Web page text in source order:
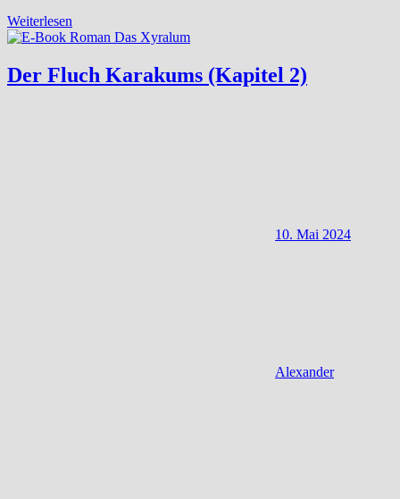
Weiterlesen
Der Fluch Karakums (Kapitel 2)
10. Mai 2024
Alexander